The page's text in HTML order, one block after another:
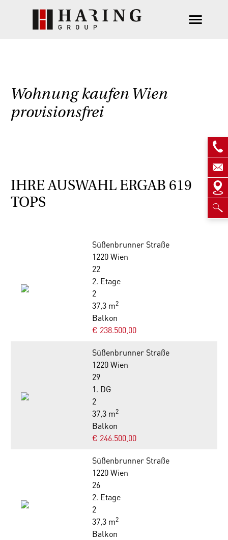
Wohnung kaufen Wien
provisionsfrei
IHRE AUSWAHL ERGAB 619
TOPS
Süßenbrunner Straße
1220 Wien
22
2. Etage
2
37,3 m2
Balkon
€ 238.500,00
Süßenbrunner Straße
1220 Wien
29
1. DG
2
37,3 m2
Balkon
€ 246.500,00
Süßenbrunner Straße
1220 Wien
26
2. Etage
2
37,3 m2
Balkon